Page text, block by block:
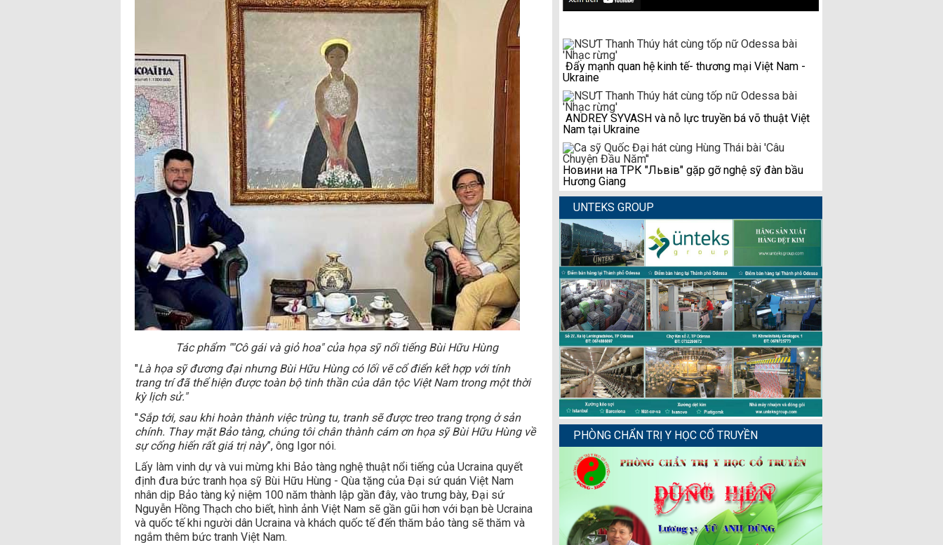
Tác phẩm ""Cô gái và giỏ hoa" của họa sỹ nổi tiếng Bùi Hữu Hùng
"Là họa sỹ đương đại nhưng Bùi Hữu Hùng có lối vẽ cổ điển kết hợp với tính
trang trí đã thể hiện được toàn bộ tinh thần của dân tộc Việt Nam trong một thời
kỳ lịch sử."
"Sắp tới, sau khi hoàn thành việc trùng tu, tranh sẽ được treo trang trọng ở sản
chính. Thay mặt Bảo tàng, chúng tôi chân thành cám ơn họa sỹ Bùi Hữu Hùng về
sự cống hiến rất giá trị này”, ông Igor nói.
Lấy làm vinh dự và vui mừng khi Bảo tàng nghệ thuật nổi tiếng của Ucraina quyết
định đưa bức tranh họa sỹ Bùi Hữu Hùng - Qùa tặng của Đại sứ quán Việt Nam
nhân dịp Bảo tàng kỷ niệm 100 năm thành lập gần đây, vào trưng bày, Đại sứ
Nguyễn Hồng Thạch cho biết, hình ảnh Việt Nam sẽ gần gũi hơn với bạn bè Ucraina
và quốc tế khi người dân Ucraina và khách quốc tế đến thăm bảo tàng sẽ thăm và
ngắm thêm bức tranh Việt Nam.
Đẩy mạnh quan hệ kinh tế- thương mại Việt Nam -
Ukraine
ANDREY SYVASH và nỗ lực truyền bá võ thuật Việt
Nam tại Ukraine
Новини на ТРК "Львів" gặp gỡ nghệ sỹ đàn bầu
Hương Giang
UNTEKS GROUP
PHÒNG CHẨN TRỊ Y HỌC CỔ TRUYỀN